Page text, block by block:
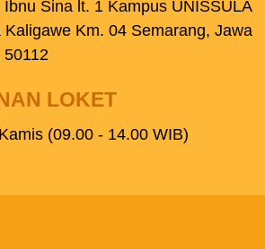
Ibnu Sina lt. 1 Kampus UNISSULA
Kaligawe Km. 04 Semarang, Jawa
50112
LOKET
(09.00 - 14.00 WIB)